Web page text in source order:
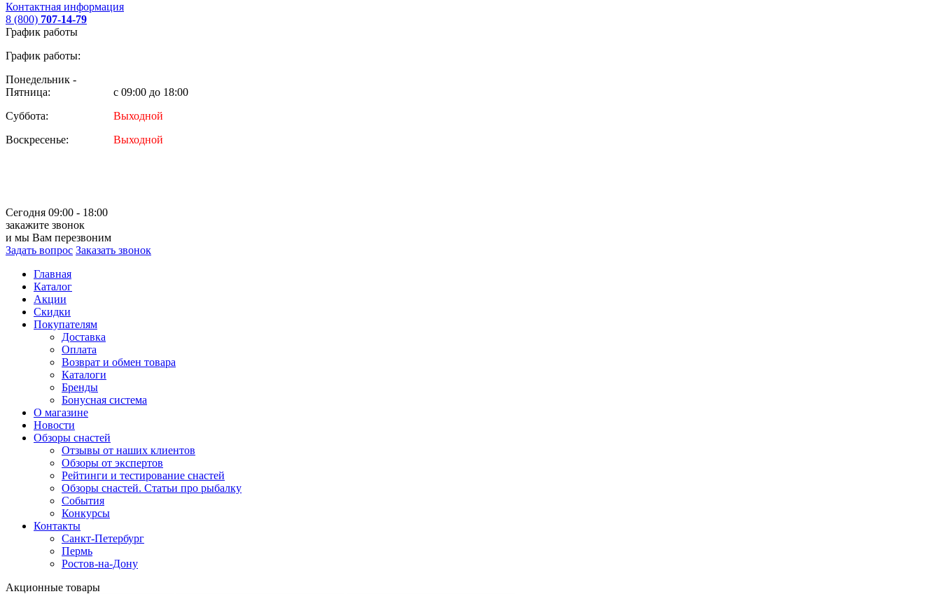
Контактная информация
8 (800) 707-14-79
График работы
График работы:
Понедельник -
Пятница:
с 09:00 до 18:00
Суббота:
Выходной
Воскресенье:
Выходной
Сегодня 09:00 - 18:00
закажите звонок
и мы Вам перезвоним
Задать вопрос Заказать звонок
Главная
Каталог
Акции
Скидки
Покупателям
Доставка
Оплата
Возврат и обмен товара
Каталоги
Бренды
Бонусная система
О магазине
Новости
Обзоры снастей
Отзывы от наших клиентов
Обзоры от экспертов
Рейтинги и тестирование снастей
Обзоры снастей. Статьи про рыбалку
События
Конкурсы
Контакты
Санкт-Петербург
Пермь
Ростов-на-Дону
Акционные товары